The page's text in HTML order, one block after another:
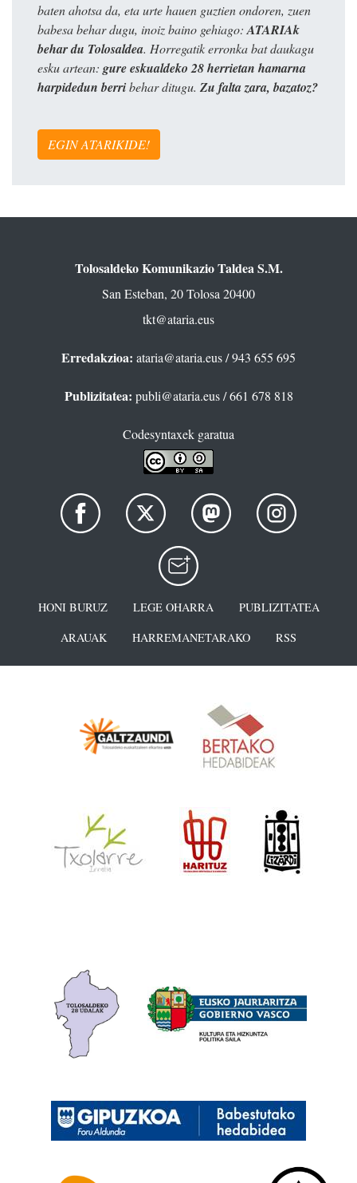
baten ahotsa da, eta urte hauen guztien ondoren, zuen
babesa behar dugu, inoiz baino gehiago: ATARIAk
behar du Tolosaldea. Horregatik erronka bat daukagu
esku artean: gure eskualdeko 28 herrietan hamarna
harpidedun berribehar ditugu. Zu falta zara, bazatoz?
EGIN ATARIKIDE!
Tolosaldeko Komunikazio Taldea S.M.
San Esteban, 20 Tolosa 20400
tkt@ataria.eus
Erredakzioa: ataria@ataria.eus/ 943 655 695
Publizitatea: publi@ataria.eus/ 661 678 818
Codesyntaxek garatua
HONI BURUZ LEGE OHARRA
PUBLIZITATEA
ARAUAK
HARREMANETARAKO RSS